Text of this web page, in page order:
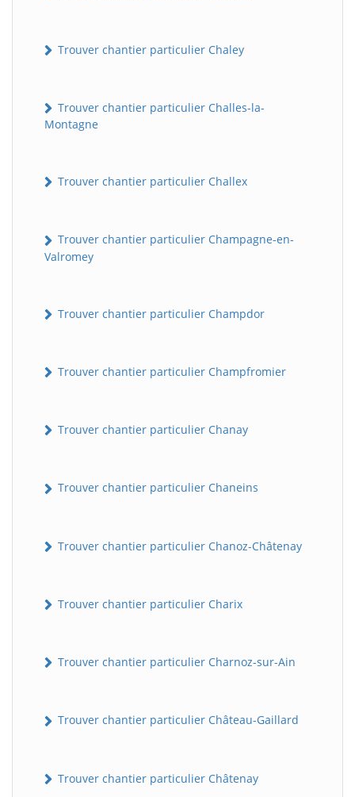
Trouver chantier particulier Chaley
Trouver chantier particulier Challes-la-
Montagne
Trouver chantier particulier Challex
Trouver chantier particulier Champagne-en-
Valromey
Trouver chantier particulier Champdor
Trouver chantier particulier Champfromier
Trouver chantier particulier Chanay
Trouver chantier particulier Chaneins
Trouver chantier particulier Chanoz-Châtenay
Trouver chantier particulier Charix
Trouver chantier particulier Charnoz-sur-Ain
Trouver chantier particulier Château-Gaillard
Trouver chantier particulier Châtenay